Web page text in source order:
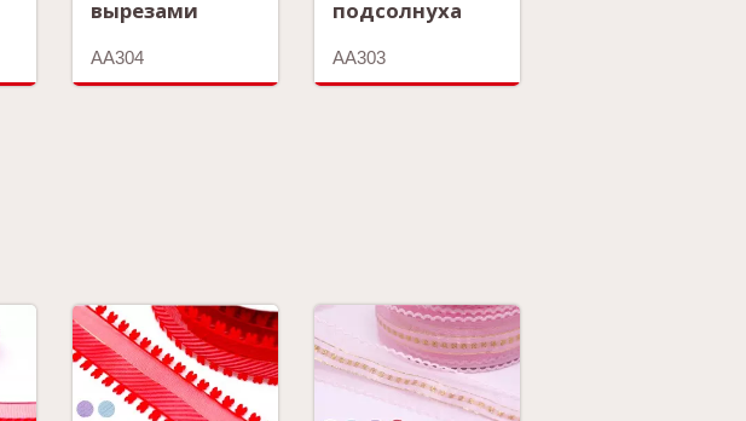
вырезами
AA304
подсолнуха
AA303